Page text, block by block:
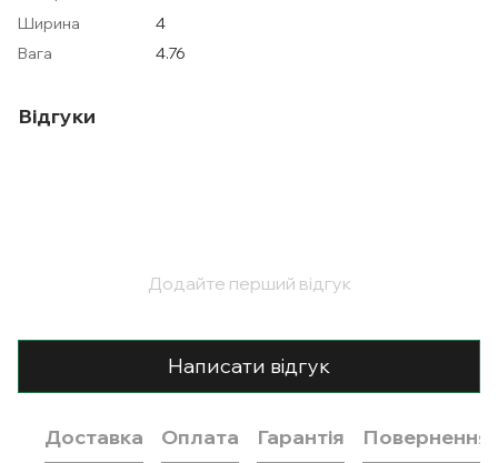
Ширина
4
Вага
4.76
Відгуки
Додайте перший відгук
Написати відгук
Доставка Оплата Гарантія Повернення